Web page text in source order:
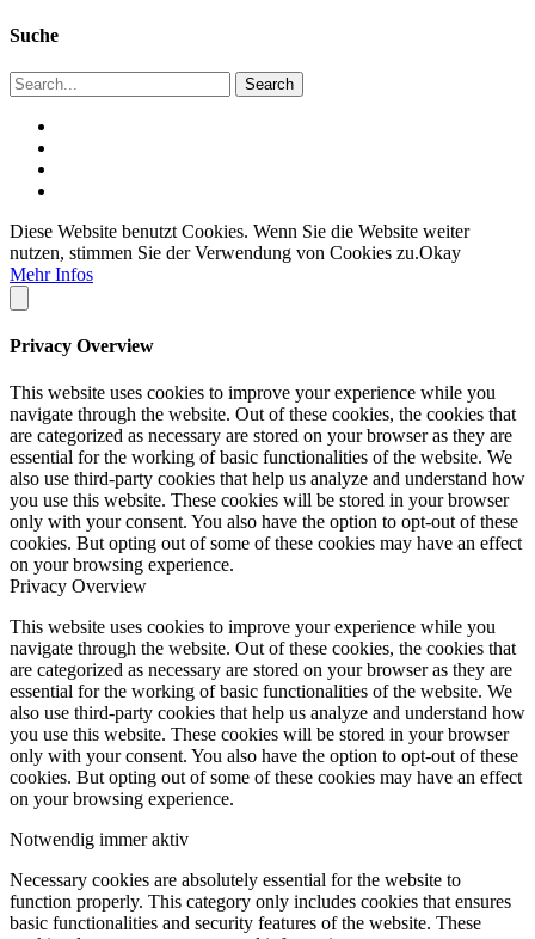
Suche
Diese Website benutzt Cookies. Wenn Sie die Website weiter
nutzen, stimmen Sie der Verwendung von Cookies zu.Okay
Mehr Infos
Privacy Overview
This website uses cookies to improve your experience while you
navigate through the website. Out of these cookies, the cookies that
are categorized as necessary are stored on your browser as they are
essential for the working of basic functionalities of the website. We
also use third-party cookies that help us analyze and understand how
you use this website. These cookies will be stored in your browser
only with your consent. You also have the option to opt-out of these
cookies. But opting out of some of these cookies may have an effect
on your browsing experience.
Privacy Overview
This website uses cookies to improve your experience while you
navigate through the website. Out of these cookies, the cookies that
are categorized as necessary are stored on your browser as they are
essential for the working of basic functionalities of the website. We
also use third-party cookies that help us analyze and understand how
you use this website. These cookies will be stored in your browser
only with your consent. You also have the option to opt-out of these
cookies. But opting out of some of these cookies may have an effect
on your browsing experience.
Notwendig immer aktiv
Necessary cookies are absolutely essential for the website to
function properly. This category only includes cookies that ensures
basic functionalities and security features of the website. These